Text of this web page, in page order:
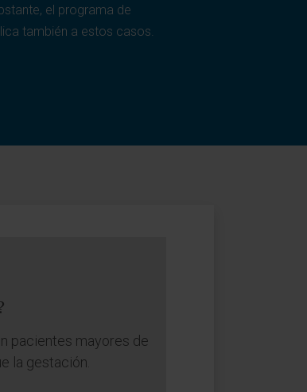
el programa de
también a estos casos.
pacientes mayores de
la gestación.